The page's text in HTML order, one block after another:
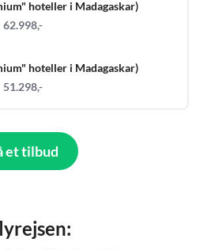
hoteller i Madagaskar)
62.998,-
hoteller i Madagaskar)
51.298,-
et tilbud